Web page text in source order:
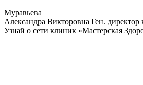
Муравьева
Александра Викторовна Ген. директор
Узнай о сети клиник «Мастерская